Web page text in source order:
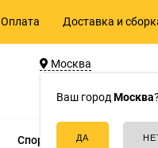
Оплата Доставка и
Москва
Ваш город Москва?
д.55, стр.1
Спорттовары по видам